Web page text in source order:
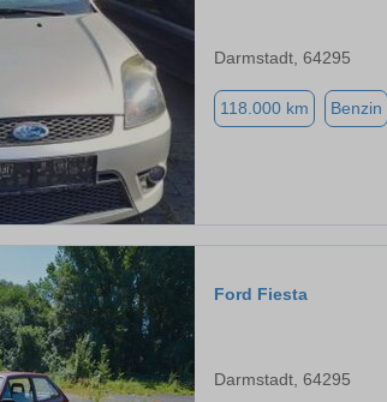
Darmstadt, 64295
118.000 km Benzin
Ford Fiesta
Darmstadt, 64295